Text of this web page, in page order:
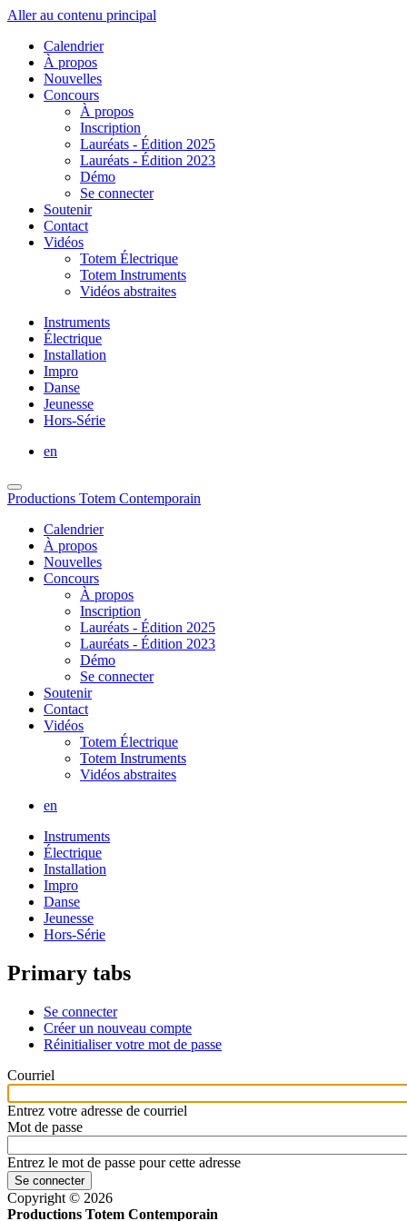
Aller au contenu principal
Calendrier
À propos
Nouvelles
Concours
À propos
Inscription
Lauréats - Édition 2025
Lauréats - Édition 2023
Démo
Se connecter
Soutenir
Contact
Vidéos
Totem Électrique
Totem Instruments
Vidéos abstraites
Instruments
Électrique
Installation
Impro
Danse
Jeunesse
Hors-Série
en
Productions Totem Contemporain
Calendrier
À propos
Nouvelles
Concours
À propos
Inscription
Lauréats - Édition 2025
Lauréats - Édition 2023
Démo
Se connecter
Soutenir
Contact
Vidéos
Totem Électrique
Totem Instruments
Vidéos abstraites
en
Instruments
Électrique
Installation
Impro
Danse
Jeunesse
Hors-Série
Primary tabs
Se connecter
Créer un nouveau compte
Réinitialiser votre mot de passe
Courriel
Entrez votre adresse de courriel
Mot de passe
Entrez le mot de passe pour cette adresse
Copyright © 2026
Productions Totem Contemporain